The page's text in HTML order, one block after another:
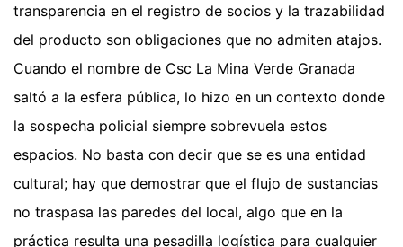
transparencia en el registro de socios y la trazabilidad
del producto son obligaciones que no admiten atajos.
Cuando el nombre de Csc La Mina Verde Granada
saltó a la esfera pública, lo hizo en un contexto donde
la sospecha policial siempre sobrevuela estos
espacios. No basta con decir que se es una entidad
cultural; hay que demostrar que el flujo de sustancias
no traspasa las paredes del local, algo que en la
práctica resulta una pesadilla logística para cualquier